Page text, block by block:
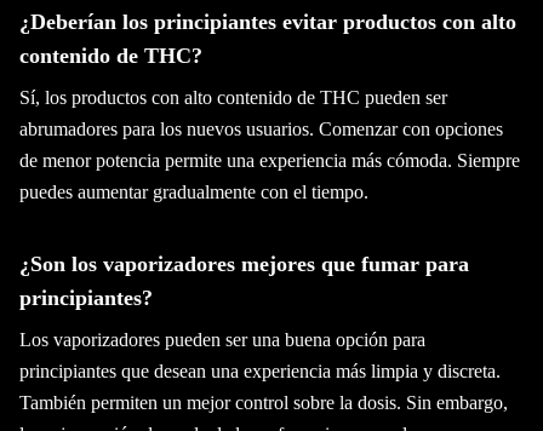
¿Deberían los principiantes evitar productos con alto
contenido de THC?
Sí, los productos con alto contenido de THC pueden ser
abrumadores para los nuevos usuarios. Comenzar con opciones
de menor potencia permite una experiencia más cómoda. Siempre
puedes aumentar gradualmente con el tiempo.
¿Son los vaporizadores mejores que fumar para
principiantes?
Los vaporizadores pueden ser una buena opción para
principiantes que desean una experiencia más limpia y discreta.
También permiten un mejor control sobre la dosis. Sin embargo,